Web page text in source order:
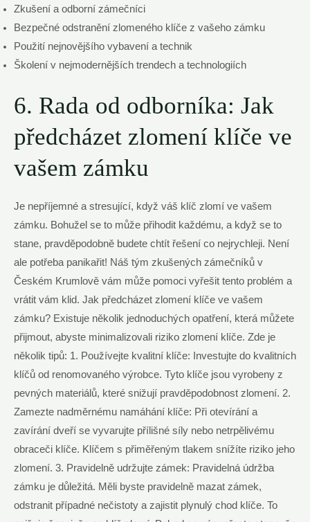
Zkušení a odborní zámečníci
Bezpečné odstranění zlomeného klíče z vašeho zámku
Použití nejnovějšího vybavení a technik
Školení v nejmodernějších trendech a technologiích
6. Rada od odborníka: Jak
předcházet zlomení klíče ve
vašem zámku
Je nepříjemné a stresující, když váš klíč zlomí ve vašem
zámku. Bohužel se to může přihodit každému, a když se to
stane, pravděpodobně budete chtít řešení co nejrychleji. Není
ale potřeba panikařit! Náš tým zkušených zámečníků v
Českém Krumlově vám může pomoci vyřešit tento problém a
vrátit vám klid. Jak předcházet zlomení klíče ve vašem
zámku? Existuje několik jednoduchých opatření, která můžete
přijmout, abyste minimalizovali riziko zlomení klíče. Zde je
několik tipů: 1. Používejte kvalitní klíče: Investujte do kvalitních
klíčů od renomovaného výrobce. Tyto klíče jsou vyrobeny z
pevných materiálů, které snižují pravděpodobnost zlomení. 2.
Zamezte nadměrnému namáhání klíče: Při otevírání a
zavírání dveří se vyvarujte přílišné síly nebo netrpělivému
obraceči klíče. Klíčem s přiměřeným tlakem snížíte riziko jeho
zlomení. 3. Pravidelně udržujte zámek: Pravidelná údržba
zámku je důležitá. Měli byste pravidelně mazat zámek,
odstranit případné nečistoty a zajistit plynulý chod klíče. To